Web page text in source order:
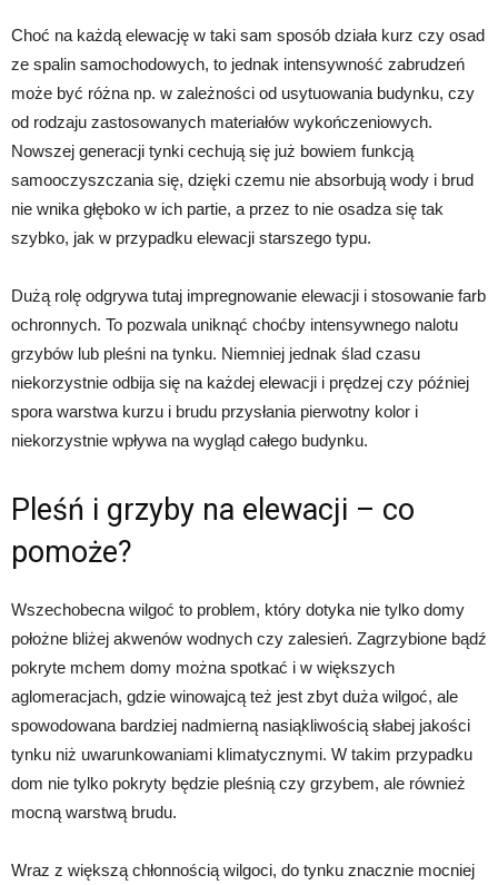
Choć na każdą elewację w taki sam sposób działa kurz czy osad
ze spalin samochodowych, to jednak intensywność zabrudzeń
może być różna np. w zależności od usytuowania budynku, czy
od rodzaju zastosowanych materiałów wykończeniowych.
Nowszej generacji tynki cechują się już bowiem funkcją
samooczyszczania się, dzięki czemu nie absorbują wody i brud
nie wnika głęboko w ich partie, a przez to nie osadza się tak
szybko, jak w przypadku elewacji starszego typu.
Dużą rolę odgrywa tutaj impregnowanie elewacji i stosowanie farb
ochronnych. To pozwala uniknąć choćby intensywnego nalotu
grzybów lub pleśni na tynku. Niemniej jednak ślad czasu
niekorzystnie odbija się na każdej elewacji i prędzej czy później
spora warstwa kurzu i brudu przysłania pierwotny kolor i
niekorzystnie wpływa na wygląd całego budynku.
Pleśń i grzyby na elewacji – co
pomoże?
Wszechobecna wilgoć to problem, który dotyka nie tylko domy
położne bliżej akwenów wodnych czy zalesień. Zagrzybione bądź
pokryte mchem domy można spotkać i w większych
aglomeracjach, gdzie winowajcą też jest zbyt duża wilgoć, ale
spowodowana bardziej nadmierną nasiąkliwością słabej jakości
tynku niż uwarunkowaniami klimatycznymi. W takim przypadku
dom nie tylko pokryty będzie pleśnią czy grzybem, ale również
mocną warstwą brudu.
Wraz z większą chłonnością wilgoci, do tynku znacznie mocniej